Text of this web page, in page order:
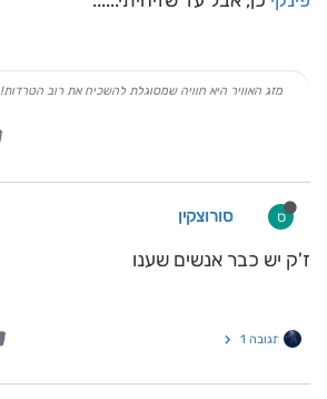
מזג האוויר היא חוויה שמסוגלת להשכיח את רוב הטרדות!
ס סורוצקין
ז'ק יש כבר אנשים שענו
תגובה 1